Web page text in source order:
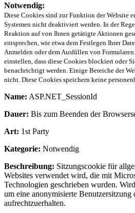
Notwendig:
Diese Cookies sind zur Funktion der Website
Systemen nicht deaktiviert werden. In der
Reaktion auf von Ihnen getätigte Aktionen
entsprechen, wie etwa dem Festlegen Ihrer
Anmelden oder dem Ausfüllen von
einstellen, dass diese Cookies blockiert oder
benachrichtigt werden. Einige Bereiche der
nicht. Diese Cookies speichern keine
Name: ASP.NET_SessionId
Dauer: Bis zum Beenden der
Art: 1st Party
Kategorie: Notwendig
Beschreibung: Sitzungscookie für
Websites verwendet wird, die mit
Technologien geschrieben wurden.
um eine anonymisierte Benutzersitzung
aufrechtzuerhalten.